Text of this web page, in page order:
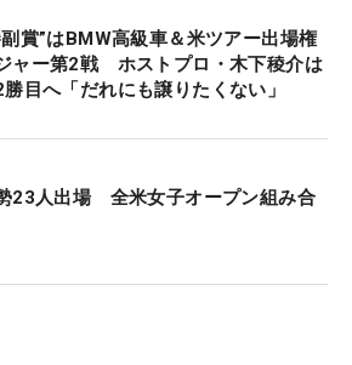
賞”はBMW高級車＆米ツアー出場権
ャー第2戦 ホストプロ・木下稜介は
目へ「だれにも譲りたくない」
23人出場 全米女子オープン組み合